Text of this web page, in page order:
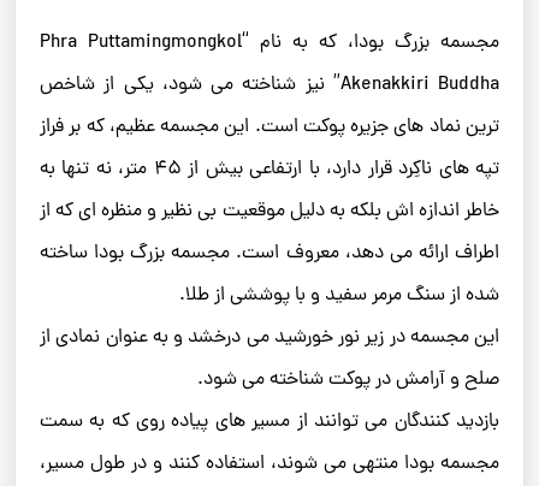
مجسمه بزرگ بودا، که به نام “Phra Puttamingmongkol
Akenakkiri Buddha” نیز شناخته می ‌شود، یکی از شاخص
‌ترین نماد های جزیره پوکت است. این مجسمه عظیم، که بر فراز
تپه ‌های ناکِرد قرار دارد، با ارتفاعی بیش از ۴۵ متر، نه تنها به
خاطر اندازه ‌اش بلکه به دلیل موقعیت بی ‌نظیر و منظره ‌ای که از
اطراف ارائه می ‌دهد، معروف است. مجسمه بزرگ بودا ساخته
شده از سنگ مرمر سفید و با پوششی از طلا.
این مجسمه در زیر نور خورشید می‌ درخشد و به عنوان نمادی از
صلح و آرامش در پوکت شناخته می‌ شود.
بازدید کنندگان می ‌توانند از مسیر های پیاده ‌روی که به سمت
مجسمه بودا منتهی می ‌شوند، استفاده کنند و در طول مسیر،